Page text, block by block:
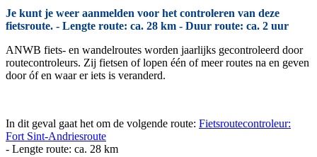
Je kunt je weer aanmelden voor het controleren van deze
fietsroute. - Lengte route: ca. 28 km - Duur route: ca. 2 uur
ANWB fiets- en wandelroutes worden jaarlijks gecontroleerd door
routecontroleurs. Zij fietsen of lopen één of meer routes na en geven
door óf en waar er iets is veranderd.
In dit geval gaat het om de volgende route: Fietsroutecontroleur:
Fort Sint-Andriesroute
- Lengte route: ca. 28 km